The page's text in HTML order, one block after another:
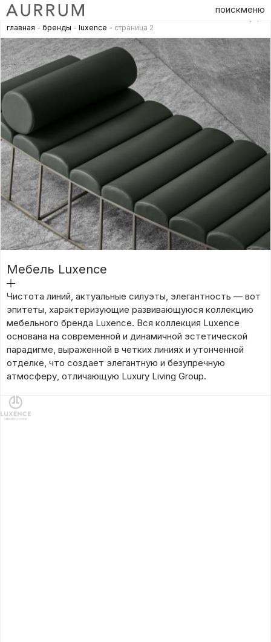
поискменю
главная - бренды - luxence - страница 2
Мебель Luxence
Чистота линий, актуальные силуэты, элегантность — вот
эпитеты, характеризующие развивающуюся коллекцию
мебельного бренда Luxence. Вся коллекция Luxence
основана на современной и динамичной эстетической
парадигме, выраженной в четких линиях и утонченной
отделке, что создает элегантную и безупречную
атмосферу, отличающую Luxury Living Group.
подробнее